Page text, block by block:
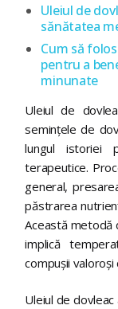
Uleiul de
sănătatea
Cum să
pentru a
minunate
Uleiul de
semințele de
lungul istoriei
terapeutice.
general,
păstrarea
Această
implică
compușii valoroși
Uleiul de